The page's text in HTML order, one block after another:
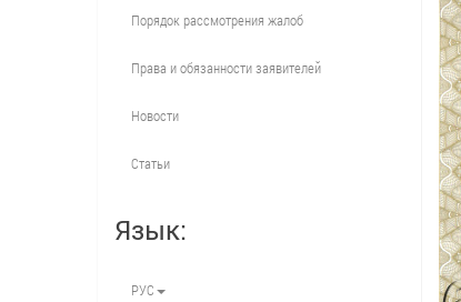
Порядок рассмотрения жалоб
Права и обязанности заявителей
Новости
Статьи
Язык:
РУС